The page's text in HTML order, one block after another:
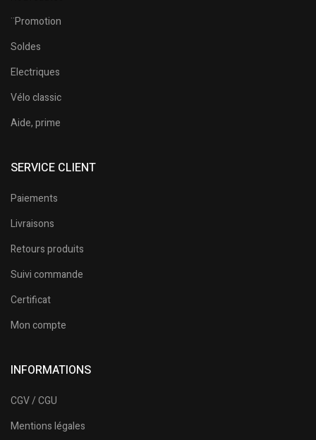
¨Promotion
Soldes
Electriques
Vélo classic
Aide, prime
SERVICE CLIENT
Paiements
Livraisons
Retours produits
Suivi commande
Certificat
Mon compte
INFORMATIONS
CGV / CGU
Mentions légales